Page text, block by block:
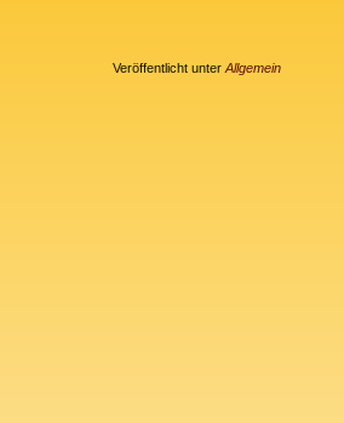
Veröffentlicht unter Allgemein